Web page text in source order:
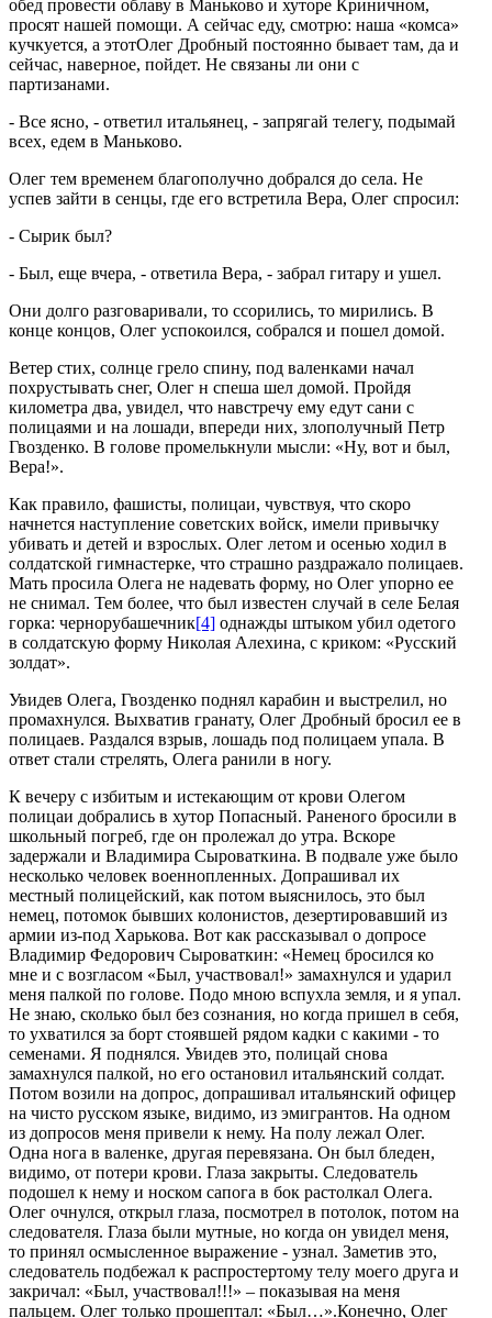
обед провести облаву в Маньково и хуторе Криничном,
просят нашей помощи. А сейчас еду, смотрю: наша «комса»
кучкуется, а этотОлег Дробный постоянно бывает там, да и
сейчас, наверное, пойдет. Не связаны ли они с
партизанами.
- Все ясно, - ответил итальянец, - запрягай телегу, подымай
всех, едем в Маньково.
Олег тем временем благополучно добрался до села. Не
успев зайти в сенцы, где его встретила Вера, Олег спросил:
- Сырик был?
- Был, еще вчера, - ответила Вера, - забрал гитару и ушел.
Они долго разговаривали, то ссорились, то мирились. В
конце концов, Олег успокоился, собрался и пошел домой.
Ветер стих, солнце грело спину, под валенками начал
похрустывать снег, Олег н спеша шел домой. Пройдя
километра два, увидел, что навстречу ему едут сани с
полицаями и на лошади, впереди них, злополучный Петр
Гвозденко. В голове промелькнули мысли: «Ну, вот и был,
Вера!».
Как правило, фашисты, полицаи, чувствуя, что скоро
начнется наступление советских войск, имели привычку
убивать и детей и взрослых. Олег летом и осенью ходил в
солдатской гимнастерке, что страшно раздражало полицаев.
Мать просила Олега не надевать форму, но Олег упорно ее
не снимал. Тем более, что был известен случай в селе Белая
горка: чернорубашечник[4] однажды штыком убил одетого
в солдатскую форму Николая Алехина, с криком: «Русский
золдат».
Увидев Олега, Гвозденко поднял карабин и выстрелил, но
промахнулся. Выхватив гранату, Олег Дробный бросил ее в
полицаев. Раздался взрыв, лошадь под полицаем упала. В
ответ стали стрелять, Олега ранили в ногу.
К вечеру с избитым и истекающим от крови Олегом
полицаи добрались в хутор Попасный. Раненого бросили в
школьный погреб, где он пролежал до утра. Вскоре
задержали и Владимира Сыроваткина. В подвале уже было
несколько человек военнопленных. Допрашивал их
местный полицейский, как потом выяснилось, это был
немец, потомок бывших колонистов, дезертировавший из
армии из-под Харькова. Вот как рассказывал о допросе
Владимир Федорович Сыроваткин: «Немец бросился ко
мне и с возгласом «Был, участвовал!» замахнулся и ударил
меня палкой по голове. Подо мною вспухла земля, и я упал.
Не знаю, сколько был без сознания, но когда пришел в себя,
то ухватился за борт стоявшей рядом кадки с какими - то
семенами. Я поднялся. Увидев это, полицай снова
замахнулся палкой, но его остановил итальянский солдат.
Потом возили на допрос, допрашивал итальянский офицер
на чисто русском языке, видимо, из эмигрантов. На одном
из допросов меня привели к нему. На полу лежал Олег.
Одна нога в валенке, другая перевязана. Он был бледен,
видимо, от потери крови. Глаза закрыты. Следователь
подошел к нему и носком сапога в бок растолкал Олега.
Олег очнулся, открыл глаза, посмотрел в потолок, потом на
следователя. Глаза были мутные, но когда он увидел меня,
то принял осмысленное выражение - узнал. Заметив это,
следователь подбежал к распростертому телу моего друга и
закричал: «Был, участвовал!!!» – показывая на меня
пальцем. Олег только прошептал: «Был…».Конечно, Олег